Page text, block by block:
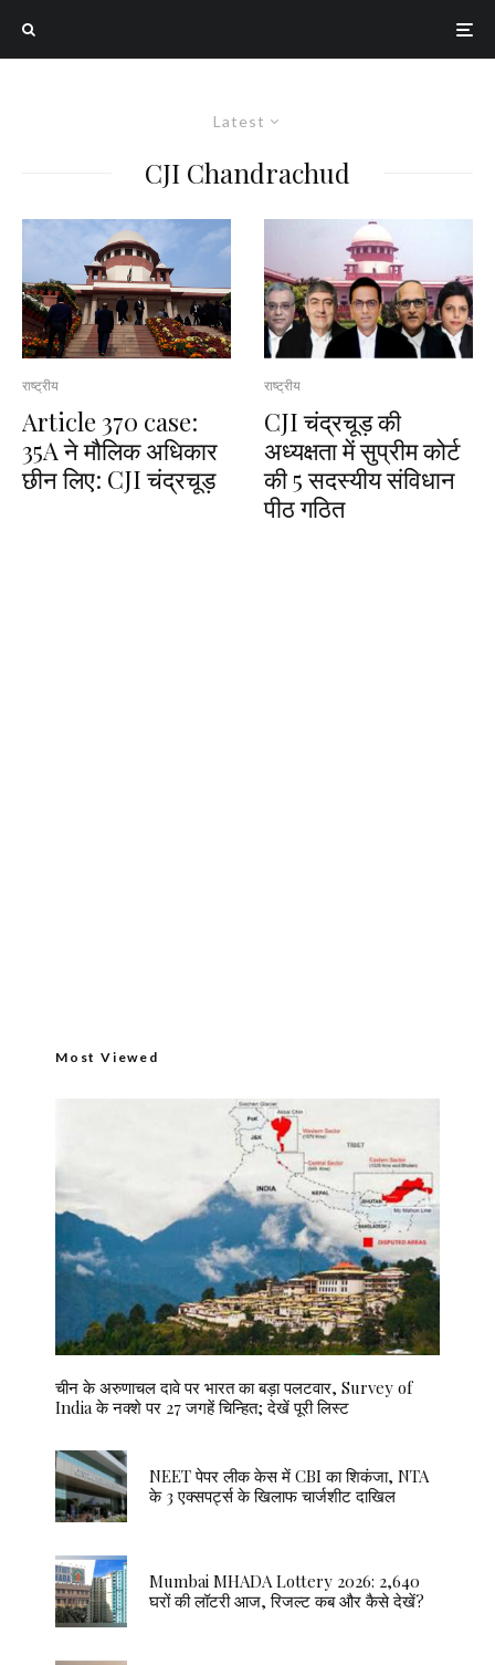
Latest
CJI Chandrachud
राष्ट्रीय
Article 370 case:
35A ने मौलिक अधिकार
छीन लिए: CJI चंद्रचूड़
राष्ट्रीय
CJI चंद्रचूड़ की
अध्यक्षता में सुप्रीम कोर्ट
की 5 सदस्यीय संविधान
पीठ गठित
Most Viewed
चीन के अरुणाचल दावे पर भारत का बड़ा पलटवार, Survey of
India के नक्शे पर 27 जगहें चिन्हित; देखें पूरी लिस्ट
NEET पेपर लीक केस में CBI का शिकंजा, NTA
के 3 एक्सपर्ट्स के खिलाफ चार्जशीट दाखिल
Mumbai MHADA Lottery 2026: 2,640
घरों की लॉटरी आज, रिजल्ट कब और कैसे देखें?